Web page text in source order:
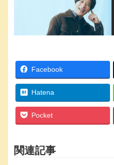
Facebook
Hatena
Pocket
関連記事